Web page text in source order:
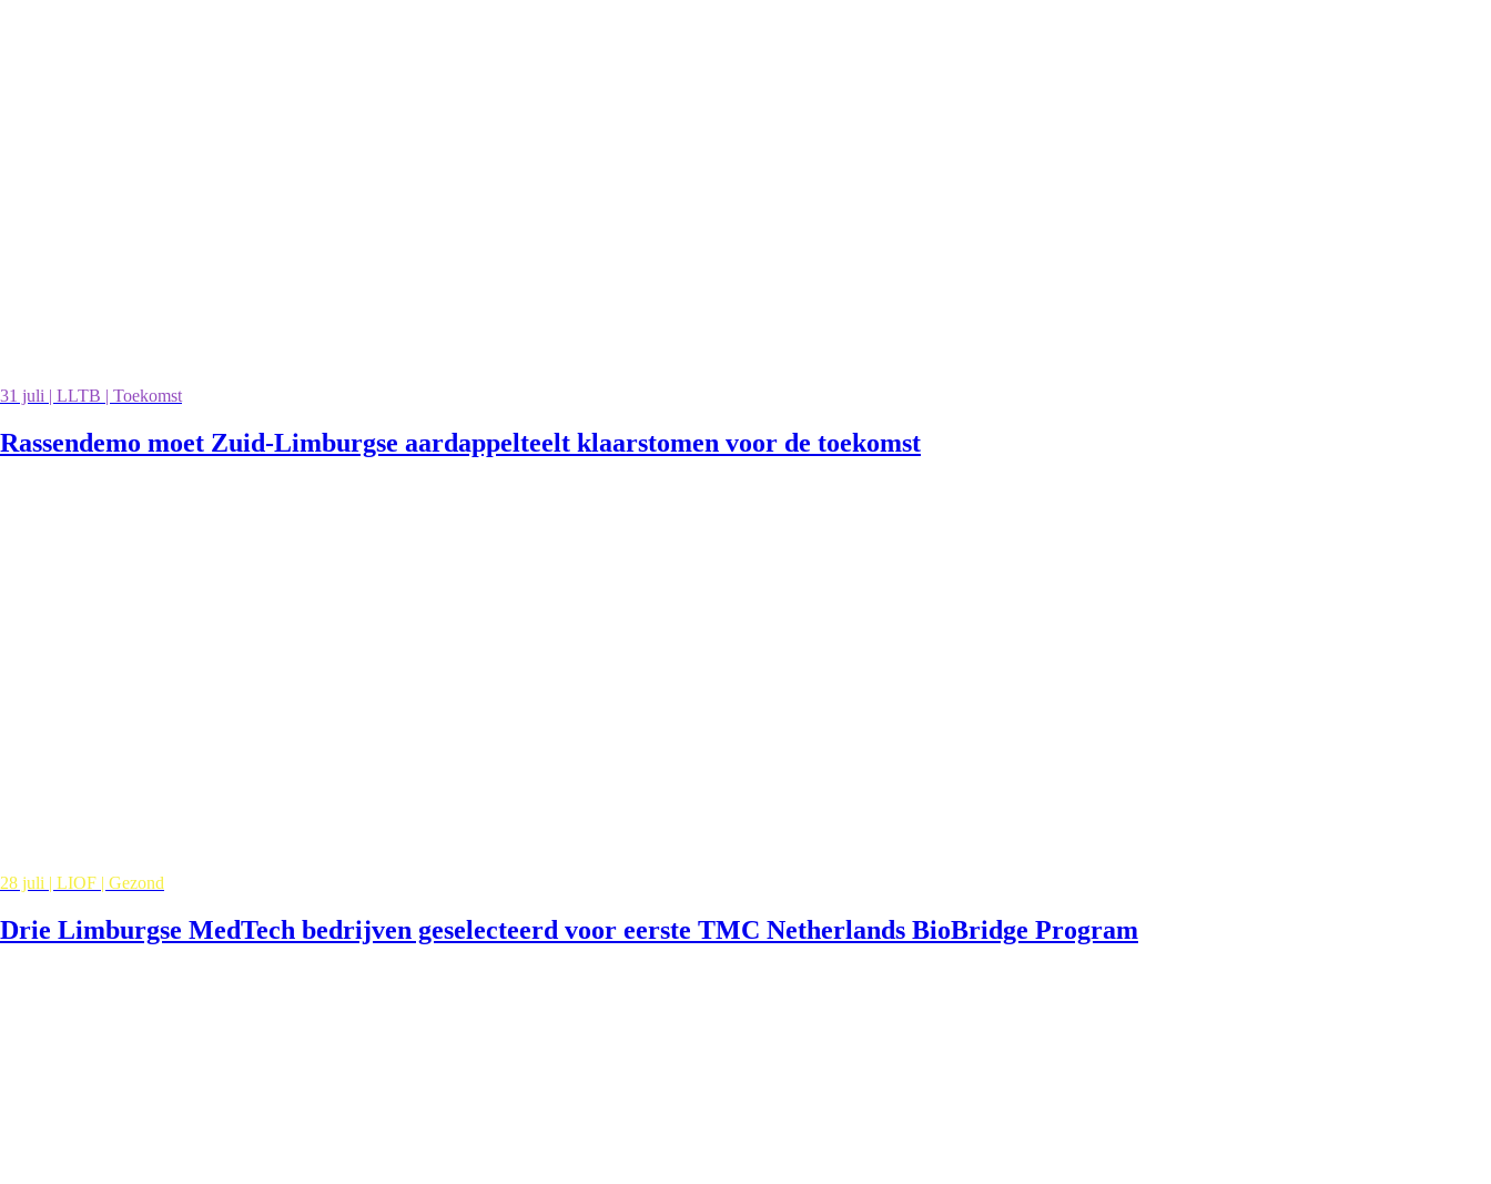
31 juli | LLTB | Toekomst
Rassendemo moet Zuid-Limburgse aardappelteelt klaarstomen voor de toekomst
28 juli | LIOF | Gezond
Drie Limburgse MedTech bedrijven geselecteerd voor eerste TMC Netherlands BioBridge Program